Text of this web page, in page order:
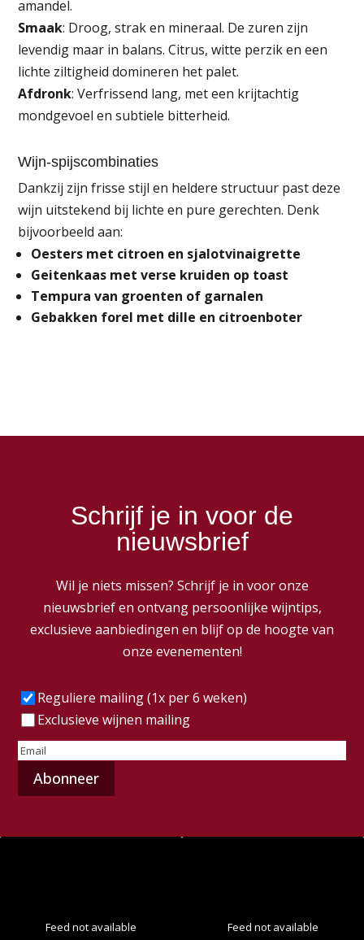
amandel.
Smaak: Droog, strak en mineraal. De zuren zijn
levendig maar in balans. Citrus, witte perzik en een
lichte ziltigheid domineren het palet.
Afdronk: Verfrissend lang, met een krijtachtig
mondgevoel en subtiele bitterheid.
Wijn-spijscombinaties
Dankzij zijn frisse stijl en heldere structuur past deze
wijn uitstekend bij lichte en pure gerechten. Denk
bijvoorbeeld aan:
Oesters met citroen en sjalotvinaigrette
Geitenkaas met verse kruiden op toast
Tempura van groenten of garnalen
Gebakken forel met dille en citroenboter
Schrijf je in voor de
nieuwsbrief
Wil je niets missen? Schrijf je in voor onze
nieuwsbrief en ontvang persoonlijke wijntips,
exclusieve aanbiedingen en blijf op de hoogte van
onze evenementen!
Frequentie(Vereist)
Reguliere mailing (1x per 6 weken)
Exclusieve wijnen mailing
E-
mailadres
Feed not available Feed not available